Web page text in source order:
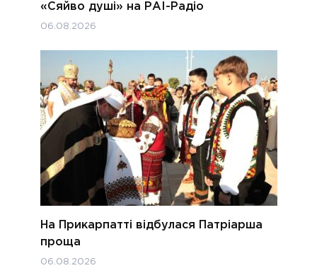
«Сяйво душі» на РАІ-Радіо
06.08.2026
На Прикарпатті відбулася Патріарша
проща
06.08.2026